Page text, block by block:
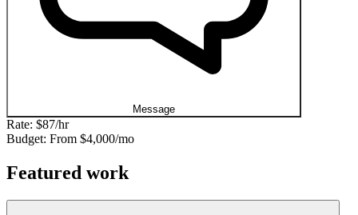
Message
Rate: $87/hr
Budget: From $4,000/mo
Featured work